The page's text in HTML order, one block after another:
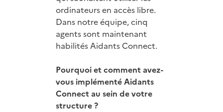
ordinateurs en accès libre.
Dans notre équipe, cinq
agents sont maintenant
habilités Aidants Connect.
Pourquoi et comment avez-
vous implémenté Aidants
Connect au sein de votre
structure ?